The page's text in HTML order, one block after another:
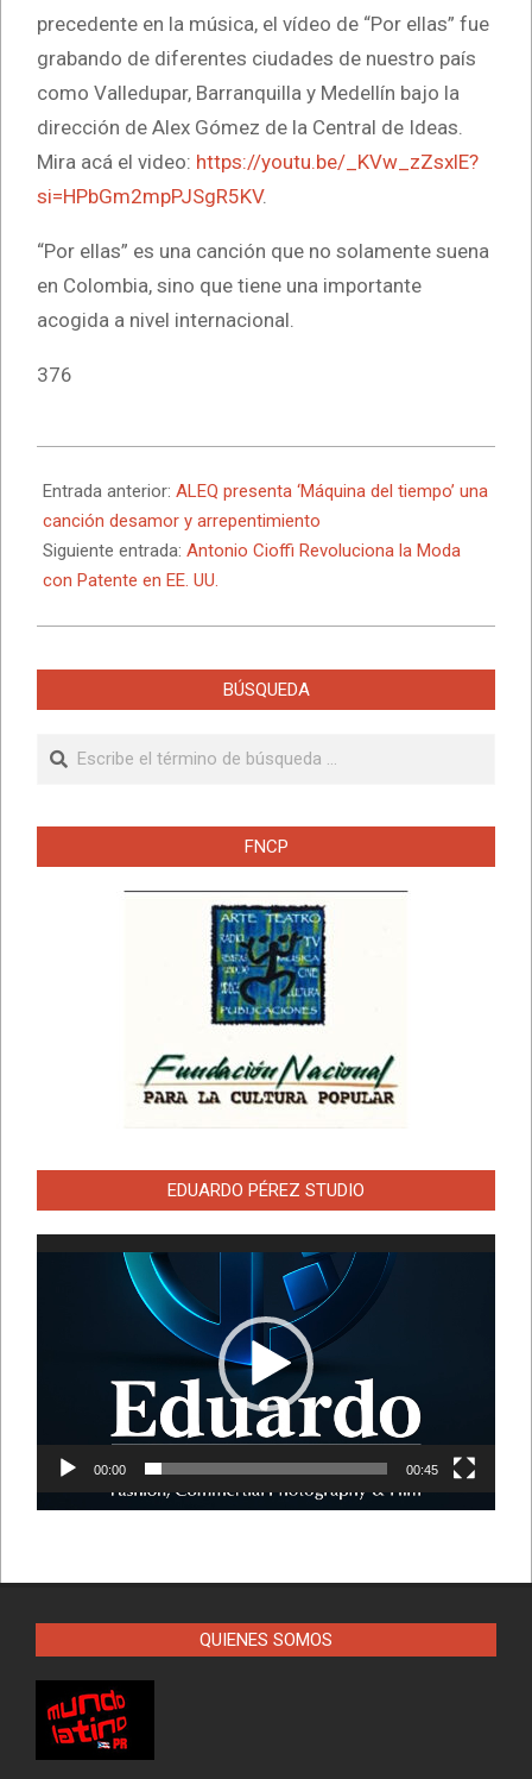
precedente en la música, el vídeo de “Por ellas” fue
grabando de diferentes ciudades de nuestro país
como Valledupar, Barranquilla y Medellín bajo la
dirección de Alex Gómez de la Central de Ideas.
Mira acá el video: https://youtu.be/_KVw_zZsxlE?
si=HPbGm2mpPJSgR5KV.
“Por ellas” es una canción que no solamente suena
en Colombia, sino que tiene una importante
acogida a nivel internacional.
376
05-
12
Entrada anterior: ALEQ presenta ‘Máquina del tiempo’ una
canción desamor y arrepentimiento
Siguiente entrada: Antonio Cioffi Revoluciona la Moda
con Patente en EE. UU.
BÚSQUEDA
Buscar
FNCP
EDUARDO PÉREZ STUDIO
Reproductor
00:00 00:45
QUIENES SOMOS